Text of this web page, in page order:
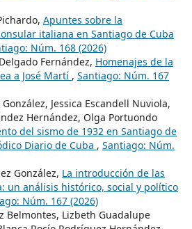
Apuntes sobre la
italiana en Santiago de Cuba
Núm. 168 (2026)
Fernández, Homenajes de la
a José Martí , Santiago: Núm. 167
Jessica Escandell Nuviola,
Hernández, Olga Portuondo
del sismo de 1932 en Santiago de
Diario de Cuba , Santiago: Núm.
González, La introducción de las
un análisis histórico, social y político
Núm. 167 (2026)
Belmontes, Lizbeth Guadalupe